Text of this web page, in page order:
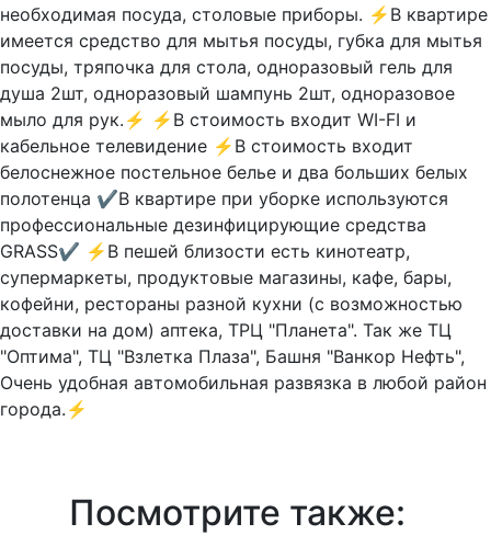
необходимая посуда, столовые приборы. ⚡В квартире
имеется средство для мытья посуды, губка для мытья
посуды, тряпочка для стола, одноразовый гель для
душа 2шт, одноразовый шампунь 2шт, одноразовое
мыло для рук.⚡ ⚡В стоимость входит WI-FI и
кабельное телевидение ⚡В стоимость входит
белоснежное постельное белье и два больших белых
полотенца ✔В квартире при уборке используются
профессиональные дезинфицирующие средства
GRASS✔ ⚡В пешей близости есть кинотеатр,
супермаркеты, продуктовые магазины, кафе, бары,
кофейни, рестораны разной кухни (с возможностью
доставки на дом) аптека, ТРЦ "Планета". Так же ТЦ
"Оптима", ТЦ "Взлетка Плаза", Башня "Ванкор Нефть",
Очень удобная автомобильная развязка в любой район
города.⚡
Посмотрите также: